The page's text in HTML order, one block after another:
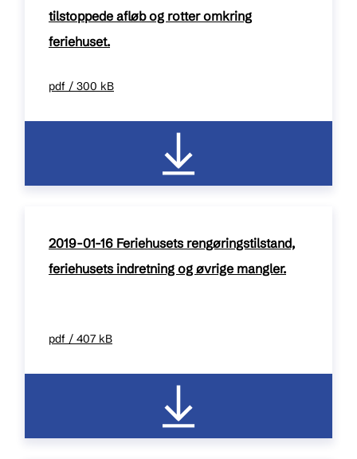
tilstoppede afløb og rotter omkring
feriehuset.
pdf / 300 kB
2019-01-16 Feriehusets rengøringstilstand,
feriehusets indretning og øvrige mangler.
pdf / 407 kB